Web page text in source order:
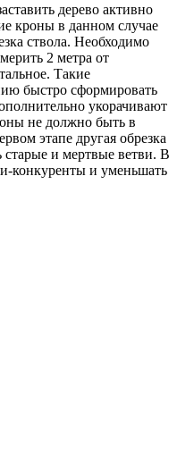
дерево активно
кроны в данном случае
ствола. Необходимо
2 метра от
Такие
быстро сформировать
укорачивают
не должно быть в
этапе другая обрезка
старые и мертвые ветви. В
конкуренты и уменьшать